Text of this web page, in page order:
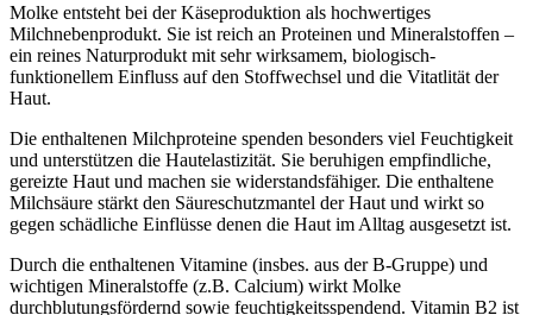
Molke entsteht bei der Käseproduktion als hochwertiges
Milchnebenprodukt. Sie ist reich an Proteinen und Mineralstoffen –
ein reines Naturprodukt mit sehr wirksamem, biologisch-
funktionellem Einfluss auf den Stoffwechsel und die Vitatlität der
Haut.
Die enthaltenen Milchproteine spenden besonders viel Feuchtigkeit
und unterstützen die Hautelastizität. Sie beruhigen empfindliche,
gereizte Haut und machen sie widerstandsfähiger. Die enthaltene
Milchsäure stärkt den Säureschutzmantel der Haut und wirkt so
gegen schäd­liche Einflüsse denen die Haut im Alltag ausgesetzt ist.
Durch die enthaltenen Vitamine (insbes. aus der B-Gruppe) und
wichtigen Mineralstoffe (z.B. Calcium) wirkt Molke
durchblutungsfördernd sowie feuchtigkeitsspendend. Vitamin B2 ist